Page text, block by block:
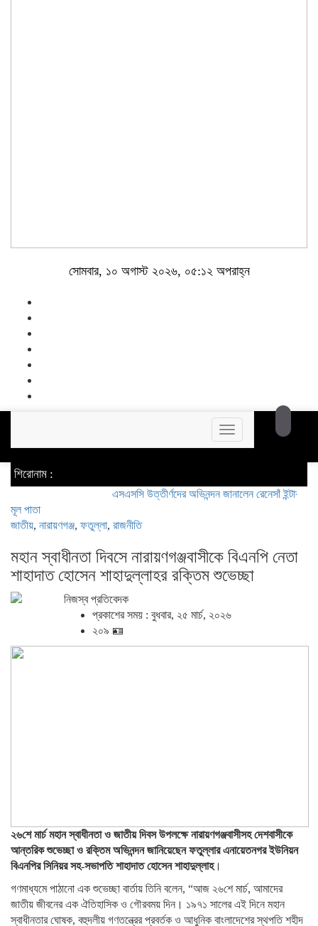
সোমবার, ১০ অগাস্ট ২০২৬, ০৫:১২ অপরাহ্ন
Toggle
navigation
শিরোনাম :
এসএসসি উত্তীর্ণদের অভিনন্দন জানালেন রেনেসাঁ ইন্টারন্যাশনাল
মূল পাতা
জাতীয়, নারায়ণগঞ্জ, ফতুল্লা, রাজনীতি
মহান স্বাধীনতা দিবসে নারায়ণগঞ্জবাসীকে বিএনপি নেতা
শাহাদাত হোসেন শাহাদুল্লাহর রক্তিম শুভেচ্ছা
নিজস্ব প্রতিবেদক
প্রকাশের সময় : বুধবার, ২৫ মার্চ, ২০২৬
২০৯ 🪪
২৬শে মার্চ মহান স্বাধীনতা ও জাতীয় দিবস উপলক্ষে নারায়ণগঞ্জবাসীসহ দেশবাসীকে
আন্তরিক শুভেচ্ছা ও রক্তিম অভিনন্দন জানিয়েছেন ফতুল্লার এনায়েতনগর ইউনিয়ন
বিএনপির সিনিয়র সহ-সভাপতি শাহাদাত হোসেন শাহাদুল্লাহ।
গণমাধ্যমে পাঠানো এক শুভেচ্ছা বার্তায় তিনি বলেন, “আজ ২৬শে মার্চ, আমাদের
জাতীয় জীবনের এক ঐতিহাসিক ও গৌরবময় দিন। ১৯৭১ সালের এই দিনে মহান
স্বাধীনতার ঘোষক, বহুদলীয় গণতন্ত্রের প্রবর্তক ও আধুনিক বাংলাদেশের স্থপতি শহীদ